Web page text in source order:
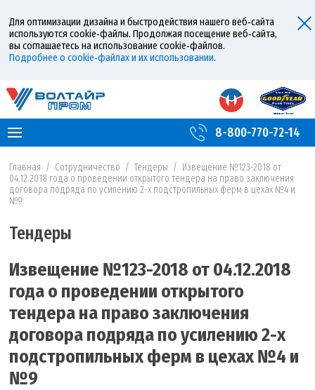
Для оптимизации дизайна и быстродействия нашего веб‑сайта
используются cookie‑файлы. Продолжая посещение веб‑сайта,
вы соглашаетесь на использование cookie‑файлов.
Подробнее о cookie‑файлах и их использовании.
8-800-770-72-14
Главная / Сотрудничество / Тендеры / Извещение №123-2018 от
04.12.2018 года о проведении открытого тендера на право заключения
договора подряда по усилению 2-х подстропильных ферм в цехах №4 и
№9
Тендеры
Извещение №123-2018 от 04.12.2018
года о проведении открытого
тендера на право заключения
договора подряда по усилению 2-х
подстропильных ферм в цехах №4 и
№9